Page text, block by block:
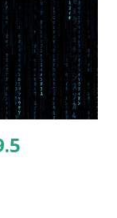
ordem de boot
USB, depois
acima são